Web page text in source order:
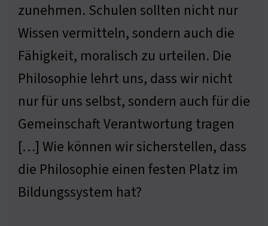
zunehmen. Schulen sollten nicht nur
Wissen vermitteln, sondern auch die
Fähigkeit, moralisch zu urteilen. Die
Philosophie lehrt uns, dass wir nicht
nur für uns selbst, sondern auch für die
Gemeinschaft Verantwortung tragen
[…] Wie können wir sicherstellen, dass
die Philosophie einen festen Platz im
Bildungssystem hat?